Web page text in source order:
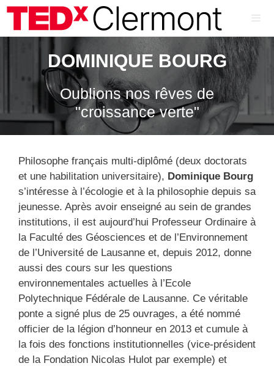
Aller
contenu
DOMINIQUE BOURG
Oublions nos rêves de
"croissance verte"
Philosophe français multi-diplômé (deux doctorats
et une habilitation universitaire), Dominique Bourg
s’intéresse à l’écologie et à la philosophie depuis sa
jeunesse. Après avoir enseigné au sein de grandes
institutions, il est aujourd’hui Professeur Ordinaire à
la Faculté des Géosciences et de l’Environnement
de l’Université de Lausanne et, depuis 2012, donne
aussi des cours sur les questions
environnementales actuelles à l’Ecole
Polytechnique Fédérale de Lausanne. Ce véritable
ponte a signé plus de 25 ouvrages, a été nommé
officier de la légion d’honneur en 2013 et cumule à
la fois des fonctions institutionnelles (vice-président
de la Fondation Nicolas Hulot par exemple) et